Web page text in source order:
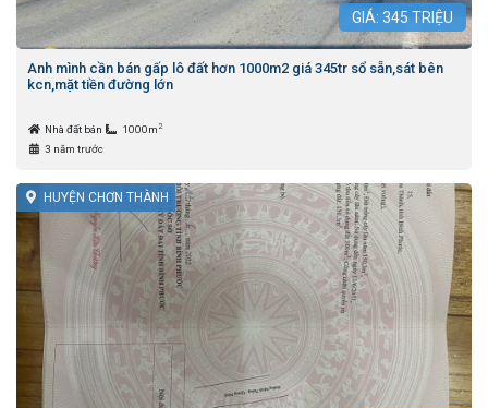
GIÁ: 345 TRIỆU
Anh mình cần bán gấp lô đất hơn 1000m2 giá 345tr sổ sẵn,sát bên
kcn,mặt tiền đường lớn
Nhà đất bán 1000m 2
3 năm trước
HUYỆN CHƠN THÀNH